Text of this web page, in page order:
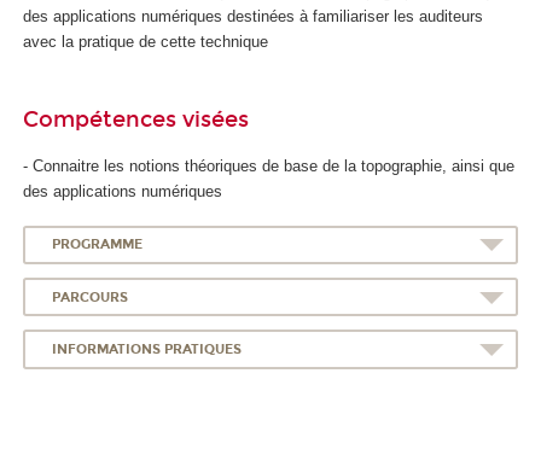
des applications numériques destinées à familiariser les auditeurs
avec la pratique de cette technique
Compétences visées
- Connaitre les notions théoriques de base de la topographie, ainsi que
des applications numériques
PROGRAMME
PARCOURS
INFORMATIONS PRATIQUES